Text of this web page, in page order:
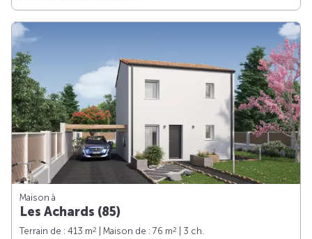
Maison à
Les Achards (85)
Terrain de : 413 m2 | Maison de : 76 m2
| 3 ch.